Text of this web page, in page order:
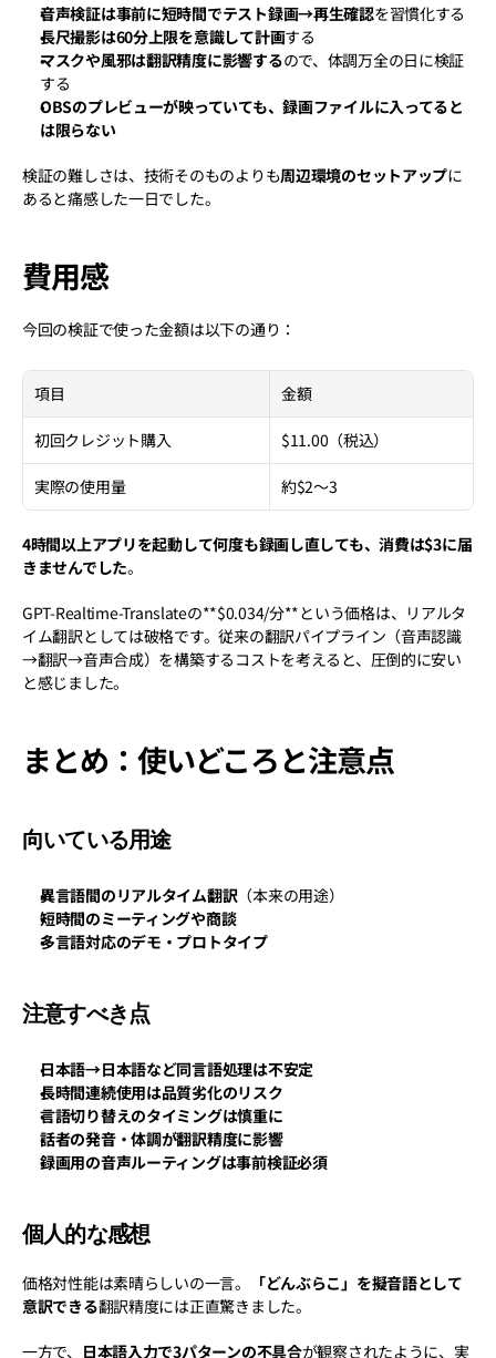
音声検証は事前に短時間でテスト録画→再生確認を習慣化する
長尺撮影は60分上限を意識して計画する
マスクや風邪は翻訳精度に影響するので、体調万全の日に検証
する
OBSのプレビューが映っていても、録画ファイルに入ってると
は限らない
検証の難しさは、技術そのものよりも周辺環境のセットアップに
あると痛感した一日でした。
費用感
今回の検証で使った金額は以下の通り：
項目 金額
初回クレジット購入 $11.00（税込）
実際の使用量 約$2〜3
4時間以上アプリを起動して何度も録画し直しても、消費は$3に届
きませんでした。
GPT-Realtime-Translateの**$0.034/分**という価格は、リアルタ
イム翻訳としては破格です。従来の翻訳パイプライン（音声認識
→翻訳→音声合成）を構築するコストを考えると、圧倒的に安い
と感じました。
まとめ：使いどころと注意点
向いている用途
異言語間のリアルタイム翻訳 （本来の用途）
短時間のミーティングや商談
多言語対応のデモ・プロトタイプ
注意すべき点
日本語→日本語など同言語処理は不安定
長時間連続使用は品質劣化のリスク
言語切り替えのタイミングは慎重に
話者の発音・体調が翻訳精度に影響
録画用の音声ルーティングは事前検証必須
個人的な感想
価格対性能は素晴らしいの一言。
「どんぶらこ」を擬音語として
意訳できる翻訳精度には正直驚きました。
一方で、 日本語入力で3パターンの不具合が観察されたように、実